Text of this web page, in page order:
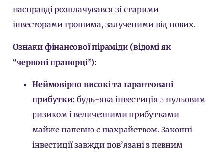
насправді розплачувався зі старими
інвесторами грошима, залученими від нових.
Ознаки фінансової піраміди (відомі як
“червоні прапорці”):
Неймовірно високі та гарантовані
прибутки: будь-яка інвестиція з нульовим
ризиком і величезними прибутками
майже напевно є шахрайством. Законні
інвестиції завжди пов’язані з певним